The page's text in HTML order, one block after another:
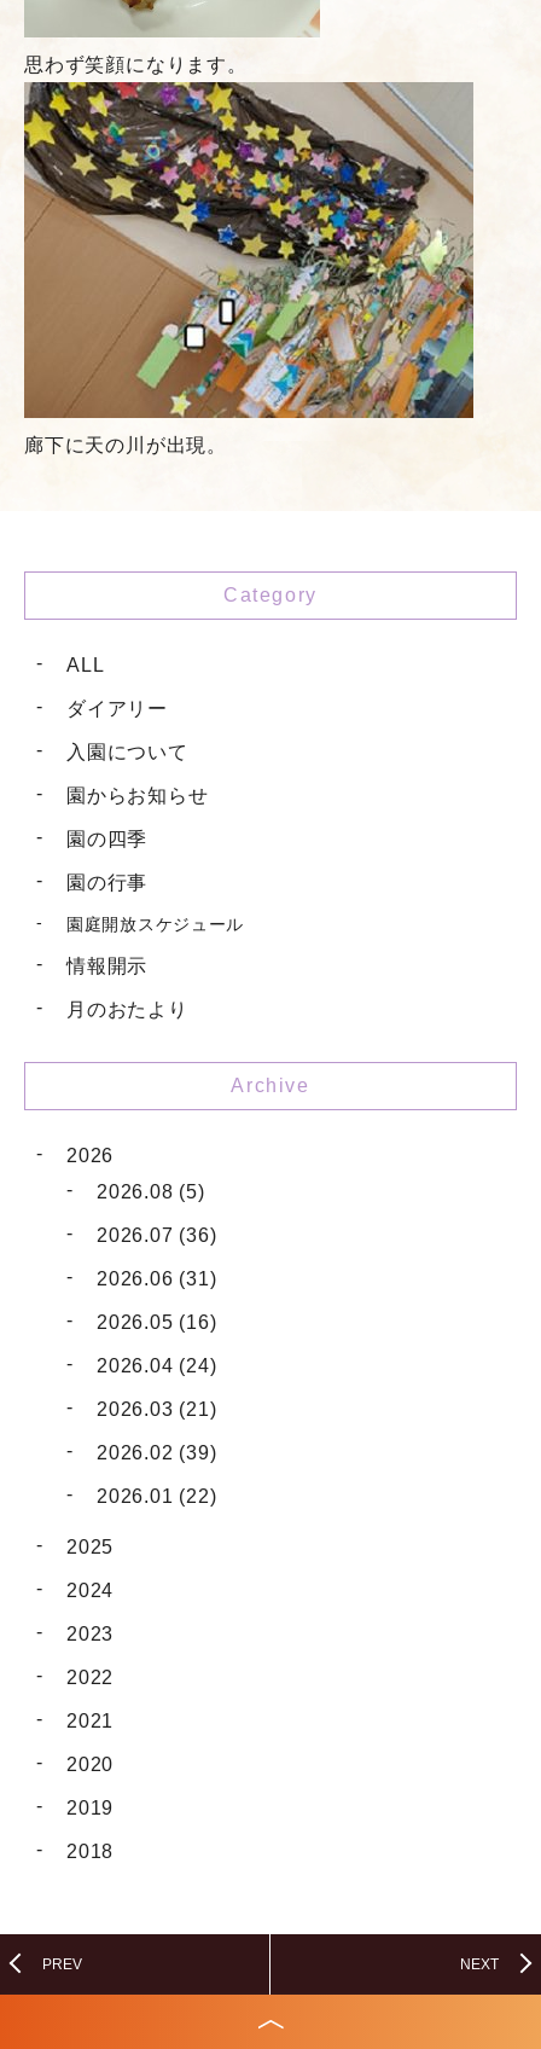
思わず笑顔になります。
廊下に天の川が出現。
Category
ALL
ダイアリー
入園について
園からお知らせ
園の四季
園の行事
園庭開放スケジュール
情報開示
月のおたより
Archive
2026
2026.08 (5)
2026.07 (36)
2026.06 (31)
2026.05 (16)
2026.04 (24)
2026.03 (21)
2026.02 (39)
2026.01 (22)
2025
2024
2023
2022
2021
2020
2019
2018
PREV NEXT